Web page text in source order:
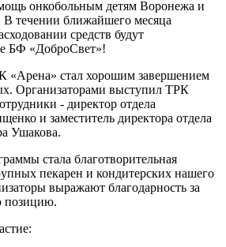
онкобольным детям Воронежа и
течении ближайшего месяца
средств будут
БФ «ДоброСвет»!
«Арена» стал хорошим завершением
Организаторами выступил ТРК
- директор отдела
и заместитель директора отдела
Ушакова.
стала благотворительная
пекарен и кондитерских нашего
выражают благодарность за
позицию.